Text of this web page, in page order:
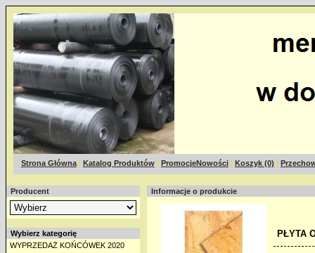
Strona Główna | Katalog Produktów | PromocjeNowości | Koszyk (0) |
Producent
Wybierz kategorię
WYPRZEDAŻ KOŃCÓWEK 2020
Informacje o produkcie
PŁYTA